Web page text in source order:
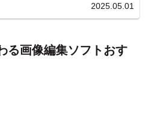
2025.05.01
る画像編集ソフトおす